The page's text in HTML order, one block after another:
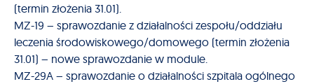
(termin złożenia 31.01).
MZ-19 – sprawozdanie z działalności zespołu/oddziału
leczenia środowiskowego/domowego (termin złożenia
31.01) – nowe sprawozdanie w module.
MZ-29A – sprawozdanie o działalności szpitala ogólnego